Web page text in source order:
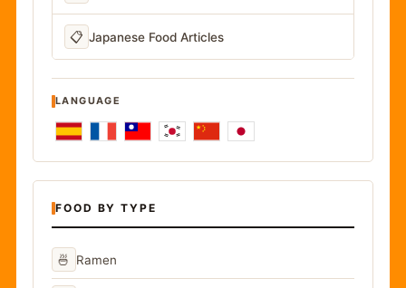
📋 Japanese Food Articles
LANGUAGE
FOOD BY TYPE
🍜 Ramen